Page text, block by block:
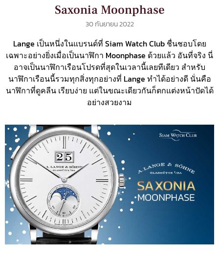
Saxonia Moonphase
30 กันยายน 2022
Lange เป็นหนึ่งในแบรนด์ที่ Siam Watch Club ชื่นชอบโดย
เฉพาะอย่างยิ่งเมื่อเป็นนาฬิกา Moonphase ด้วยแล้ว อันที่จริง นี่
อาจเป็นนาฬิกาเรือนโปรดที่สุดในเวลานี้เลยทีเดียว สำหรับ
นาฬิกาเรือนนี้รวมทุกสิ่งทุกอย่างที่ Lange ทำได้อย่างดี นั่นคือ
นาฬิกาที่ดูคลีน เรียบง่าย แต่ในขณะเดียวกันก็ตกแต่งหน้าปัดได้
อย่างสวยงาม